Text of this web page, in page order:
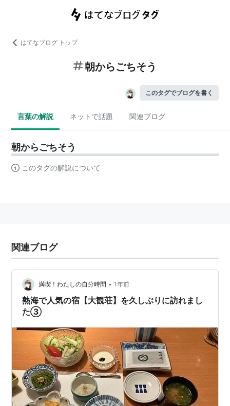
はてなブログ トップ
朝からごちそう
このタグでブログを書く
言葉の解説 ネットで話題 関連ブログ
朝からごちそう
このタグの解説について
関連ブログ
満喫！わたしの自分時間 • 1年前
熱海で人気の宿【大観荘】を久しぶりに訪れまし
た③